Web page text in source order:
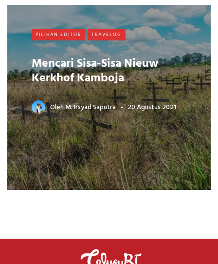
PILIHAN EDITOR TRAVELOG
Mencari Sisa-Sisa Nieuw
Kerkhof Kamboja
OlehM. Irsyad Saputra 20 Agustus 2021